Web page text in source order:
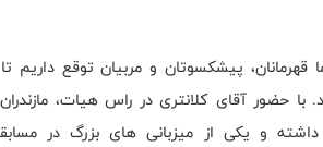
پیشکسوتان و مربیان توقع داریم
با حضور آقای کلانتری در راس هیات،
و یکی از میزبانی های بزرگ در